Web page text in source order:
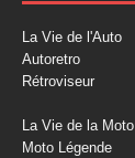
La Vie de l'Auto
Autoretro
Rétroviseur
La Vie de la Moto
Moto Légende